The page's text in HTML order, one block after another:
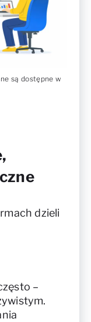
są dostępne w
dzieli
–